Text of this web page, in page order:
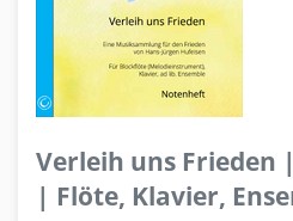
Verleih uns Frieden
| Flöte, Klavier,